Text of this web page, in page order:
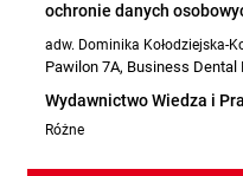
ochronie danych
adw. Dominika Kołodziejska-
Pawilon 7A, Business Dental
Wydawnictwo Wiedza i
Różne